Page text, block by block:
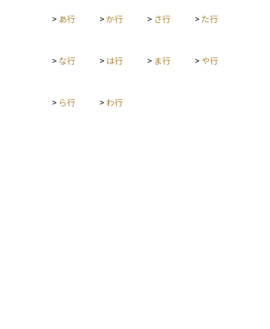
産運用や不動産投資などでも活用される重要な税制上の仕組み
> あ行 >か行 > さ行 > た行
> な行 > は行 > ま行 > や行
> ら行 > わ行